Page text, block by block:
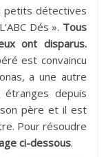
petits détectives
Dés ». Tous
ont disparus.
est convaincu
a une autre
depuis
père et il est
Pour résoudre
ci-dessous.